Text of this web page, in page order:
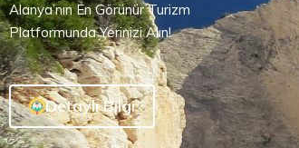
Alanya’nın En Görünür Turizm
Platformunda Yerinizi Alın!
Detaylı Bilgi